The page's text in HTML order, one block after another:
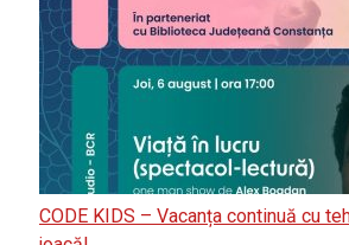
CODE KIDS – Vacanța continuă cu